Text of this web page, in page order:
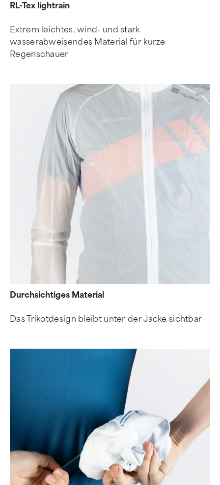
RL-Tex lightrain
Extrem leichtes, wind- und stark
wasserabweisendes Material für kurze
Regenschauer
Durchsichtiges Material
Das Trikotdesign bleibt unter der Jacke sichtbar